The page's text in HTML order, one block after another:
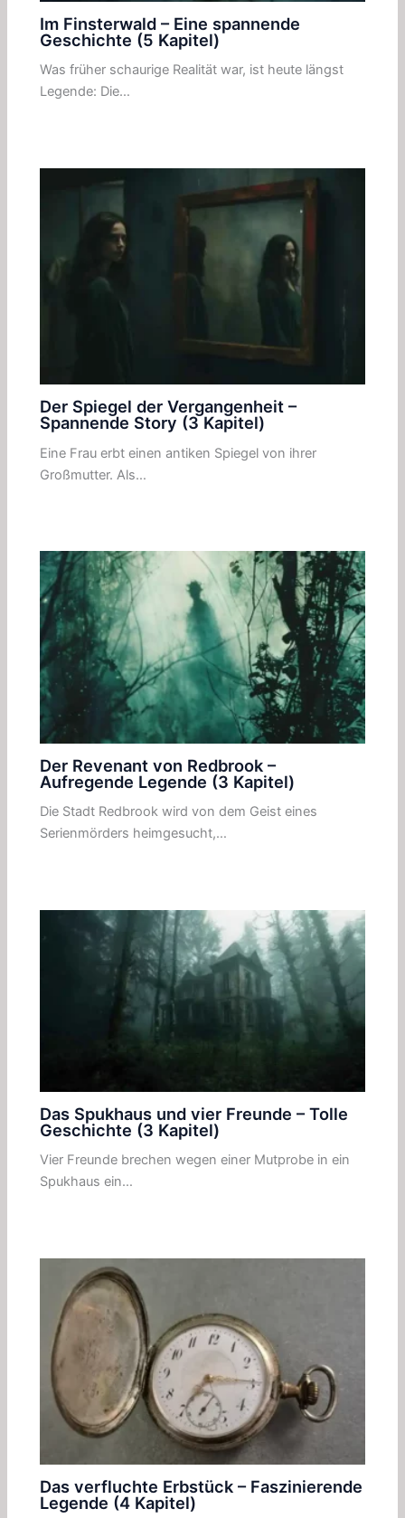
Im Finsterwald – Eine spannende
Geschichte (5 Kapitel)
Was früher schaurige Realität war, ist heute längst
Legende: Die…
Der Spiegel der Vergangenheit –
Spannende Story (3 Kapitel)
Eine Frau erbt einen antiken Spiegel von ihrer
Großmutter. Als…
Der Revenant von Redbrook –
Aufregende Legende (3 Kapitel)
Die Stadt Redbrook wird von dem Geist eines
Serienmörders heimgesucht,…
Das Spukhaus und vier Freunde – Tolle
Geschichte (3 Kapitel)
Vier Freunde brechen wegen einer Mutprobe in ein
Spukhaus ein…
Das verfluchte Erbstück – Faszinierende
Legende (4 Kapitel)